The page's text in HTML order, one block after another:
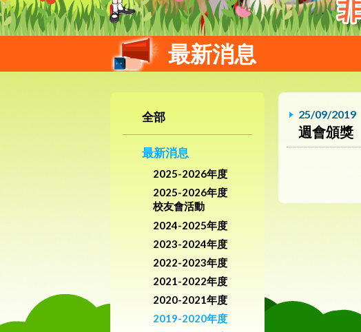
最新消息
全部
最新消息
2025-2026年度
2025-2026年度
校友會活動
2024-2025年度
2023-2024年度
2022-2023年度
2021-2022年度
2020-2021年度
2019-2020年度
25/09/2019
週會頒獎